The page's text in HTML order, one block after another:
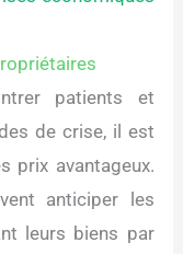
patients et
de crise, il est
prix avantageux.
anticiper les
leurs biens par